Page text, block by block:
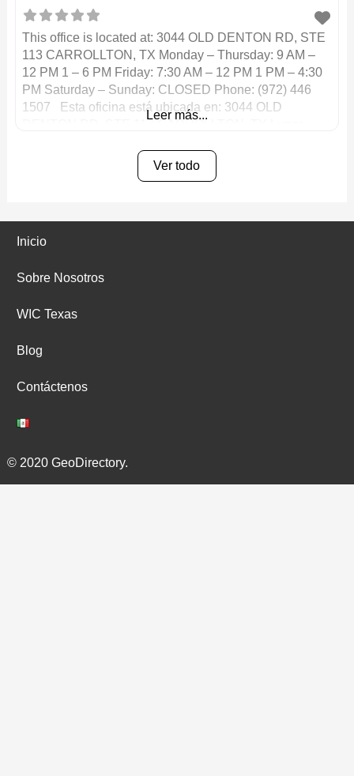
This office is located at: 3044 OLD DENTON RD, STE
113 CARROLLTON, TX Monday – Thursday: 9 AM –
12 PM 1 – 6 PM Friday: 7:30 AM – 12 PM 1 PM – 4:30
PM Saturday – Sunday: CLOSED Phone: (972) 446
1507 Esta oficina está ubicada en: 3044 OLD
Leer más...
Ver todo
Inicio
Sobre Nosotros
WIC Texas
Blog
Contáctenos
© 2020 GeoDirectory.